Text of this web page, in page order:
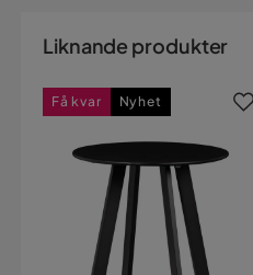
Liknande produkter
Få kvar Nyhet